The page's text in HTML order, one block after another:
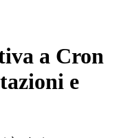
a Cron
e